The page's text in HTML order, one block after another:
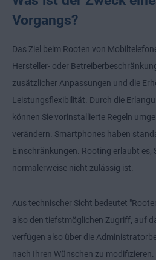
Vorgangs?
Das Ziel beim Rooten von
Hersteller- oder
zusätzlicher Anpassungen und die
Leistungsflexibilität. Durch die
können Sie vorinstallierte Regeln
verändern. Smartphones haben
Einschränkungen. Rooting erlaubt es,
normalerweise nicht zulässig ist.
Aus technischer Sicht bedeutet
also den tiefstmöglichen Zugriff, auf
verfügen also über die
nach Ihren Wünschen zu modifizieren.